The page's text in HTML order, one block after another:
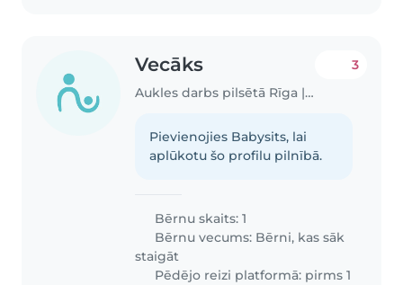
Vecāks
Aukles darbs pilsētā Rīga | Babysits
3
Pievienojies Babysits, lai
aplūkotu šo profilu pilnībā.
Bērnu skaits: 1
Bērnu vecums: Bērni, kas sāk
staigāt
Pēdējo reizi platformā: pirms 1